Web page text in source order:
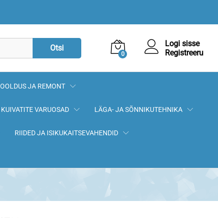
Otsi
0
Logi sisse
Registreeru
JA REMONT
KUIVATITE VARUOSAD LÄGA- JA SÕNNIKUTEHNIKA
RIIDED JA ISIKUKAITSEVAHENDID